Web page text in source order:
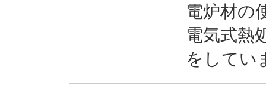
電炉材の
電気式熱
をしてい